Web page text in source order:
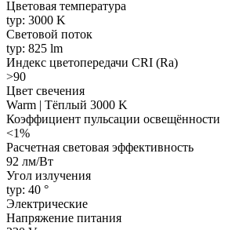
Цветовая температура
typ: 3000 K
Световой поток
typ: 825 lm
Индекс цветопередачи CRI (Ra)
>90
Цвет свечения
Warm | Тёплый 3000 K
Коэффициент пульсации освещённости
<1%
Расчетная световая эффективность
92 лм/Вт
Угол излучения
typ: 40 °
Электрические
Напряжение питания